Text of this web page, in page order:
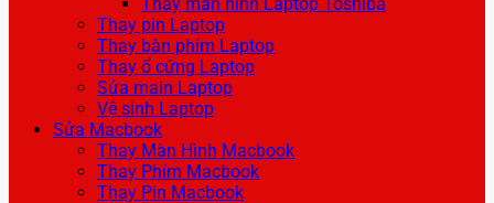
Thay pin Laptop
Thay bàn phím Laptop
Thay ổ cứng Laptop
Sửa main Laptop
Vệ sinh Laptop
Sửa Macbook
Thay Màn Hình Macbook
Thay Phím Macbook
Thay Pin Macbook